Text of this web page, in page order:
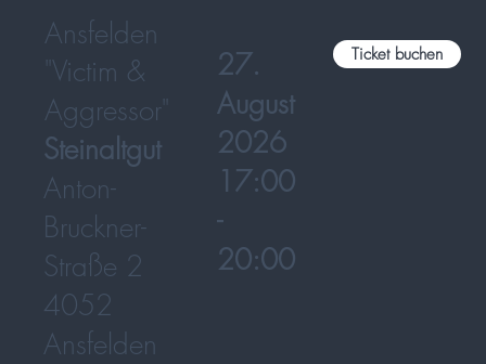
Ansfelden
"Victim &
Aggressor"
Steinaltgut
Anton-
Bruckner-
Straße 2
4052
Ansfelden
27.
August
2026
17:00
-
20:00
Ticket buchen